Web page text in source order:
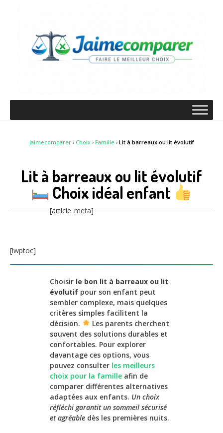
Jaimecomparer› Choix› Famille › Lit à barreaux ou lit évolutif
Lit à barreaux ou lit évolutif
Choix idéal enfant
[article_meta]
[lwptoc]
Choisir le bon lit à barreaux ou lit
évolutif pour son enfant peut
sembler complexe, mais quelques
critères simples facilitent la
décision.
Les parents cherchent
souvent des solutions durables et
confortables. Pour explorer
davantage ces options, vous
pouvez consulter les meilleurs
choix pour la famille afin de
comparer différentes alternatives
adaptées aux enfants. Un choix
réfléchi garantit un sommeil sécurisé
et agréable dès les premières nuits.